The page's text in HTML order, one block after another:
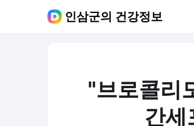
인삼군의 건강정보
"브로콜리
간세